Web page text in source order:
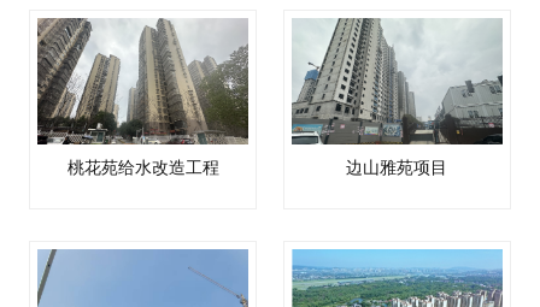
桃花苑给水改造工程 边山雅苑项目